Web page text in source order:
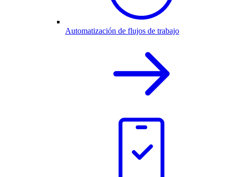
Automatización de flujos de trabajo